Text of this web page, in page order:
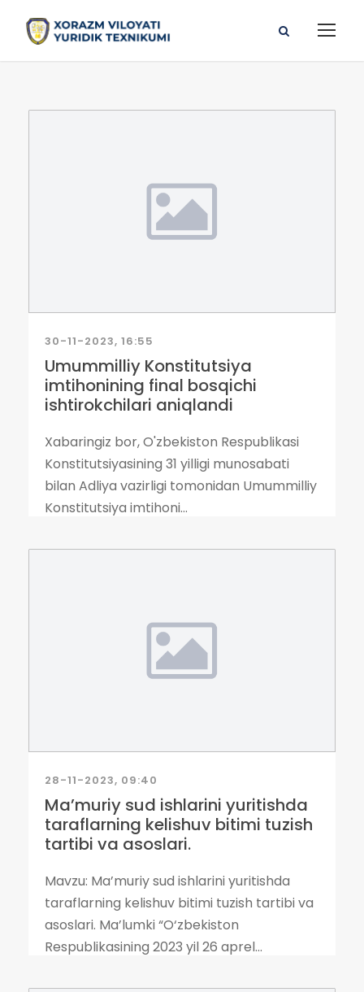
30-11-2023, 16:55
Umummilliy Konstitutsiya
imtihonining final bosqichi
ishtirokchilari aniqlandi
Xabaringiz bor, O'zbekiston Respublikasi
Konstitutsiyasining 31 yilligi munosabati
bilan Adliya vazirligi tomonidan Umummilliy
Konstitutsiya imtihoni...
28-11-2023, 09:40
Ma’muriy sud ishlarini yuritishda
taraflarning kelishuv bitimi tuzish
tartibi va asoslari.
Mavzu: Ma’muriy sud ishlarini yuritishda
taraflarning kelishuv bitimi tuzish tartibi va
asoslari. Ma’lumki “O‘zbekiston
Respublikasining 2023 yil 26 aprel...